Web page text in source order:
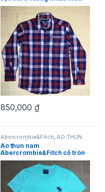
Tommy Hilfiger size L
850,000 ₫
Abercrombie&Fitch ÁO THUN
NAM, THỜI TRANG NAM
Áo thun nam
Abercrombie&Fitch cổ tròn
ngắn tay màu xanh size S
hàng mỹ chính hãng